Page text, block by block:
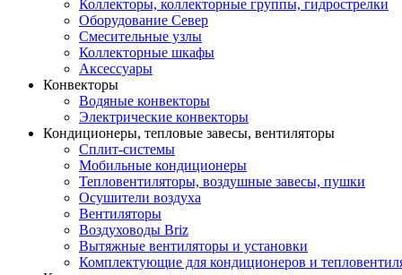
Коллекторы, коллекторные группы, гидрострелки
Оборудование Север
Смесительные узлы
Коллекторные шкафы
Аксессуары
Конвекторы
Водяные конвекторы
Электрические конвекторы
Кондиционеры, тепловые завесы, вентиляторы
Сплит-системы
Мобильные кондиционеры
Тепловентиляторы, воздушные завесы, пушки
Осушители воздуха
Вентиляторы
Воздуховоды Briz
Вытяжные вентиляторы и установки
Комплектующие для кондиционеров и